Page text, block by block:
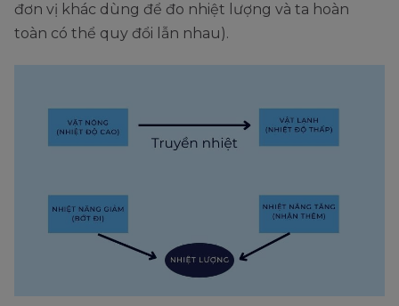
đơn vị khác dùng để đo nhiệt lượng và ta hoàn
toàn có thể quy đổi lẫn nhau).